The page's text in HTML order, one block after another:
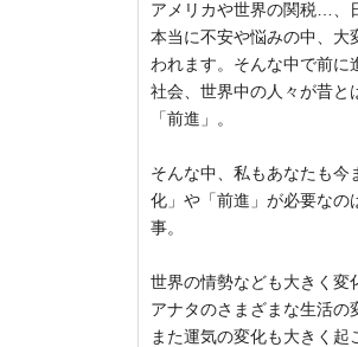
アメリカや世界の関税…、
本当に不安や悩みの中、大
われます。そんな中で前に
社会、世界中の人々が昔と
「前進」。
そんな中、私もあなたも今
化」や「前進」が必要なの
事。
世界の情勢なども大きく変
アナタのさまざまな生活の
また運気の変化も大きく起